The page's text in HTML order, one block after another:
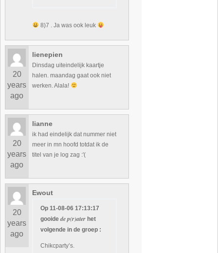
8)7 . Ja was ook leuk
20
years
ago
lienepien
Dinsdag uiteindelijk kaartje
halen. maandag gaat ook niet
werken. Alala!
20
years
ago
lianne
ik had eindelijk dat nummer niet
meer in mn hoofd totdat ik de
titel van je log zag :'(
20
years
ago
Ewout
Op 11-08-06 17:13:17
gooidede p(r)ater het
volgende in de groep :
Chikcparty’s.